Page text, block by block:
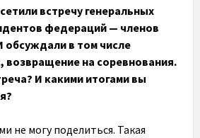
встречу генеральных
федераций — членов
в том числе
возвращение на соревнования.
И какими итогами вы
не могу поделиться. Такая